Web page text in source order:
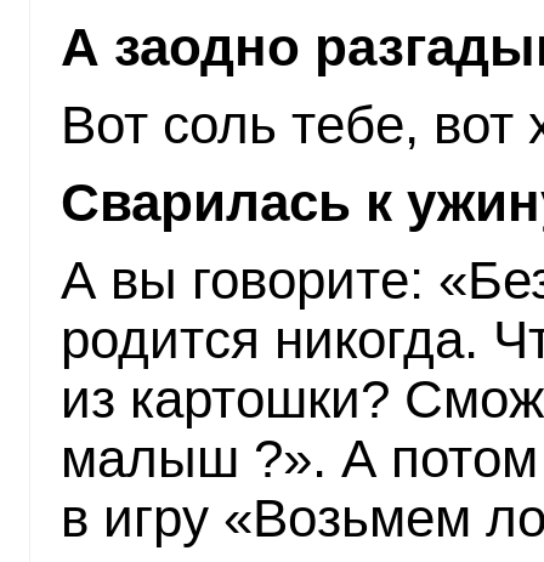
А заодно
Вот соль тебе, вот
Сварилась к
А вы говорите:
родится никогда.
из картошки?
малыш ?». А
в игру «Возьмем